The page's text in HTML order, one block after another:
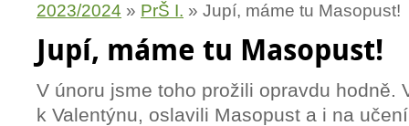
2023/2024 » PrŠ I. » Jupí, máme tu Masopust!
Jupí, máme tu Masopust!
V únoru jsme toho prožili opravdu hodně.
k Valentýnu, oslavili Masopust a i na